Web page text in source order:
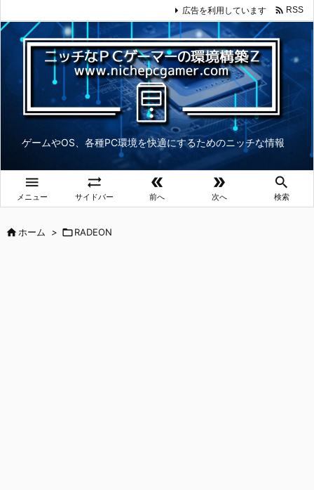
ゲームやOS、各種PC環境を快適にするためのニッチな情報

メニュー

サイドバー

前へ

次へ

検索
広告を利用しています  RSS
ホーム > RADEON